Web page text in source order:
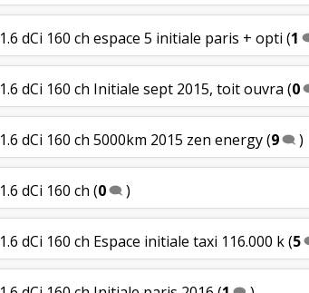
1.6 dCi 160 ch espace 5 initiale paris + opti (1
1.6 dCi 160 ch Initiale sept 2015, toit ouvra (0
1.6 dCi 160 ch 5000km 2015 zen energy(9 )
1.6 dCi 160 ch (0 )
1.6 dCi 160 ch Espace initiale taxi 116.000 k(5